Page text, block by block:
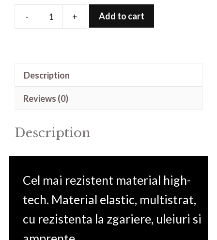
-
Folie
+ Add to cart
Description
Reviews (0)
Description
Cel mai rezistent material high-
tech. Material elastic, multistrat,
cu rezistenta la zgariere, uleiuri si